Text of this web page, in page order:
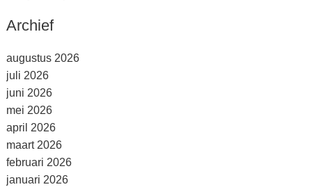
Archief
augustus 2026
juli 2026
juni 2026
mei 2026
april 2026
maart 2026
februari 2026
januari 2026